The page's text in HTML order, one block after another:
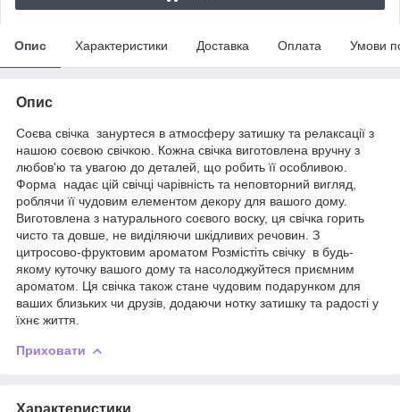
Опис Характеристики Доставка Оплата Умови
Опис
Соєва свічка зануртеся в атмосферу затишку та релаксації з
нашою соєвою свічкою. Кожна свічка виготовлена вручну з
любов'ю та увагою до деталей, що робить її особливою.
Форма надає цій свічці чарівність та неповторний вигляд,
роблячи її чудовим елементом декору для вашого дому.
Виготовлена з натурального соєвого воску, ця свічка горить
чисто та довше, не виділяючи шкідливих речовин. З
цитросово-фруктовим ароматом Розмістіть свічку в будь-
якому куточку вашого дому та насолоджуйтеся приємним
ароматом. Ця свічка також стане чудовим подарунком для
ваших близьких чи друзів, додаючи нотку затишку та радості у
їхнє життя.
Приховати
Характеристики